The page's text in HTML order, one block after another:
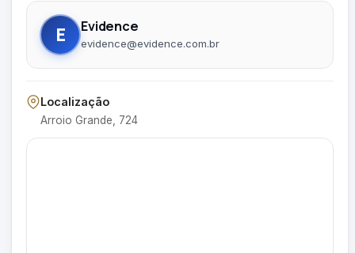
E Evidence
evidence@evidence.com.br
Localização
Arroio Grande, 724